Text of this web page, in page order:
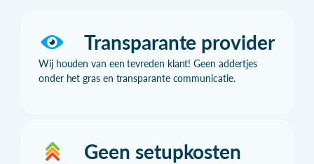
Transparante provider
Wij houden van een tevreden klant! Geen addertjes
onder het gras en transparante communicatie.
Geen setupkosten